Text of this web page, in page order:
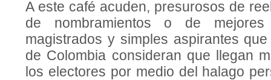
A este café acuden, presuro­sos de
de nombramientos o de mejores
magistrados y simples aspirantes
de Colombia consi­deran que llegan
los electores por medio del halago